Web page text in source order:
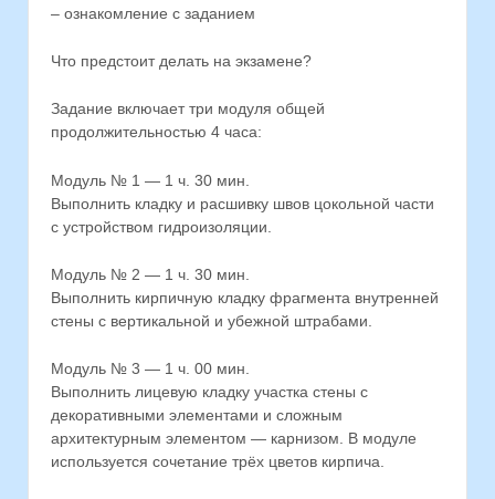
– ознакомление с заданием
Что предстоит делать на экзамене?
Задание включает три модуля общей
продолжительностью 4 часа:
Модуль № 1 — 1 ч. 30 мин.
Выполнить кладку и расшивку швов цокольной части
с устройством гидроизоляции.
Модуль № 2 — 1 ч. 30 мин.
Выполнить кирпичную кладку фрагмента внутренней
стены с вертикальной и убежной штрабами.
Модуль № 3 — 1 ч. 00 мин.
Выполнить лицевую кладку участка стены с
декоративными элементами и сложным
архитектурным элементом — карнизом. В модуле
используется сочетание трёх цветов кирпича.